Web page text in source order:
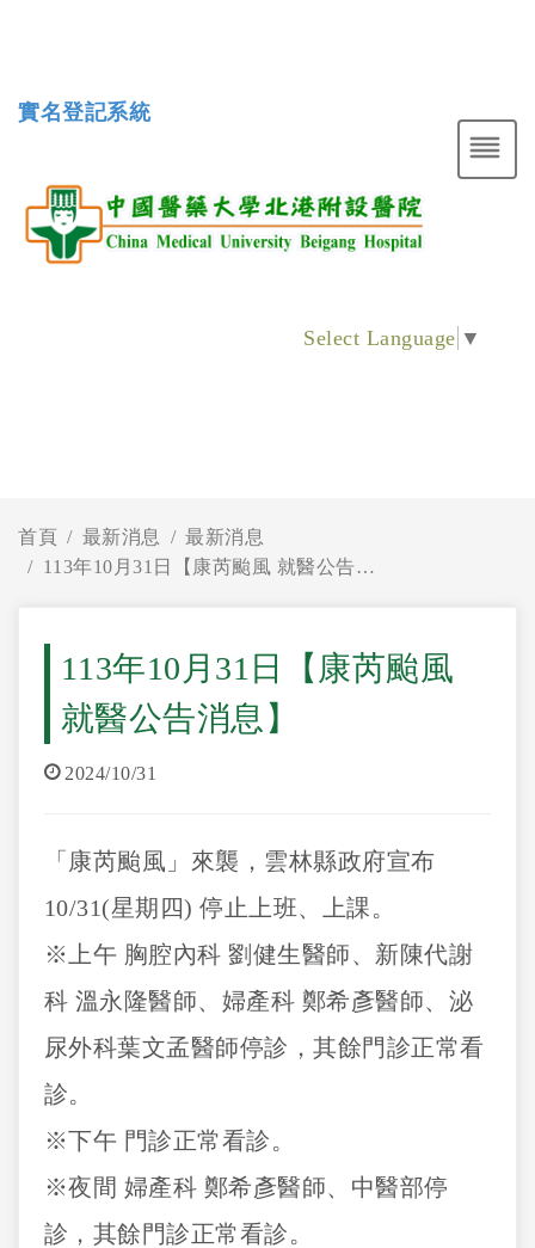
實名登記系統
Select Language ▼
首頁 最新消息
最新消息
113年10月31日【康芮颱風 就醫公告消息】
113年10月31日【康芮颱風
就醫公告消息】
2024/10/31
「康芮颱風」來襲，雲林縣政府宣布
10/31(星期四) 停止上班、上課。
※上午 胸腔內科 劉健生醫師、新陳代謝
科 溫永隆醫師、婦產科 鄭希彥醫師、泌
尿外科葉文孟醫師停診，其餘門診正常看
診。
※下午 門診正常看診。
※夜間 婦產科 鄭希彥醫師、中醫部停
診，其餘門診正常看診。